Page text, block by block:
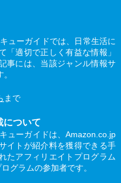
ューガイドでは、日常生活に
「適切で正しく有益な情報」
事には、当該ジャンル情報サ
まで
について
ューガイドは、Amazon.co.jp
イトが紹介料を獲得できる手
たアフィリエイトプログラム
グラムの参加者です。